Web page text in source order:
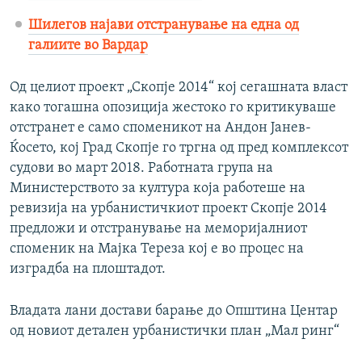
Шилегов најави отстранување на една од
галиите во Вардар
Од целиот проект „Скопје 2014“ кој сегашната власт
како тогашна опозиција жестоко го критикуваше
отстранет е само споменикот на Андон Јанев-
Ќосето, кој Град Скопје го тргна од пред комплексот
судови во март 2018. Работната група на
Министерството за култура која работеше на
ревизија на урбанистичкиот проект Скопје 2014
предложи и отстранување на меморијалниот
споменик на Мајка Тереза кој е во процес на
изградба на плоштадот.
Владата лани достави барање до Општина Центар
од новиот детален урбанистички план „Мал ринг“